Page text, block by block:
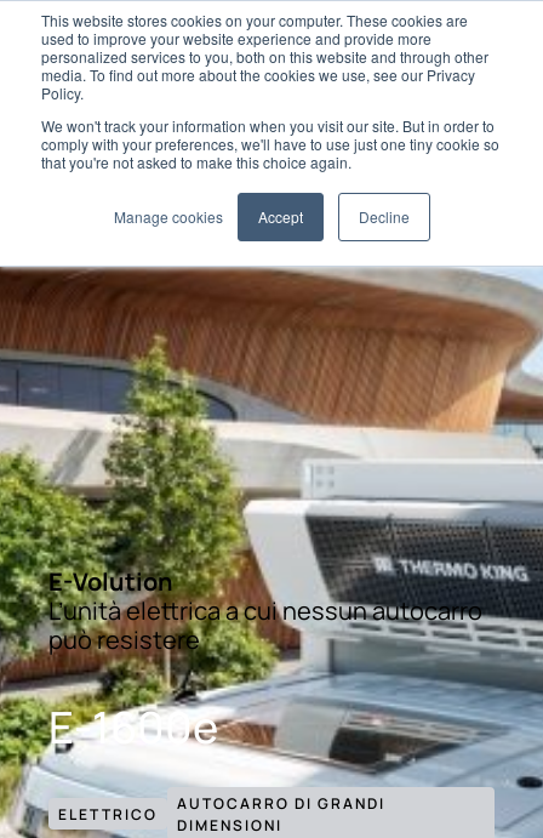
This website stores cookies on your computer. These cookies are
used to improve your website experience and provide more
personalized services to you, both on this website and through other
media. To find out more about the cookies we use, see our Privacy
Policy.
We won't track your information when you visit our site. But in order to
comply with your preferences, we'll have to use just one tiny cookie so
that you're not asked to make this choice again.
Manage cookies Accept Decline
E-Volution
L’unità elettrica a cui nessun autocarro
può resistere
E-1600e
ELETTRICO
AUTOCARRO DI GRANDI
DIMENSIONI